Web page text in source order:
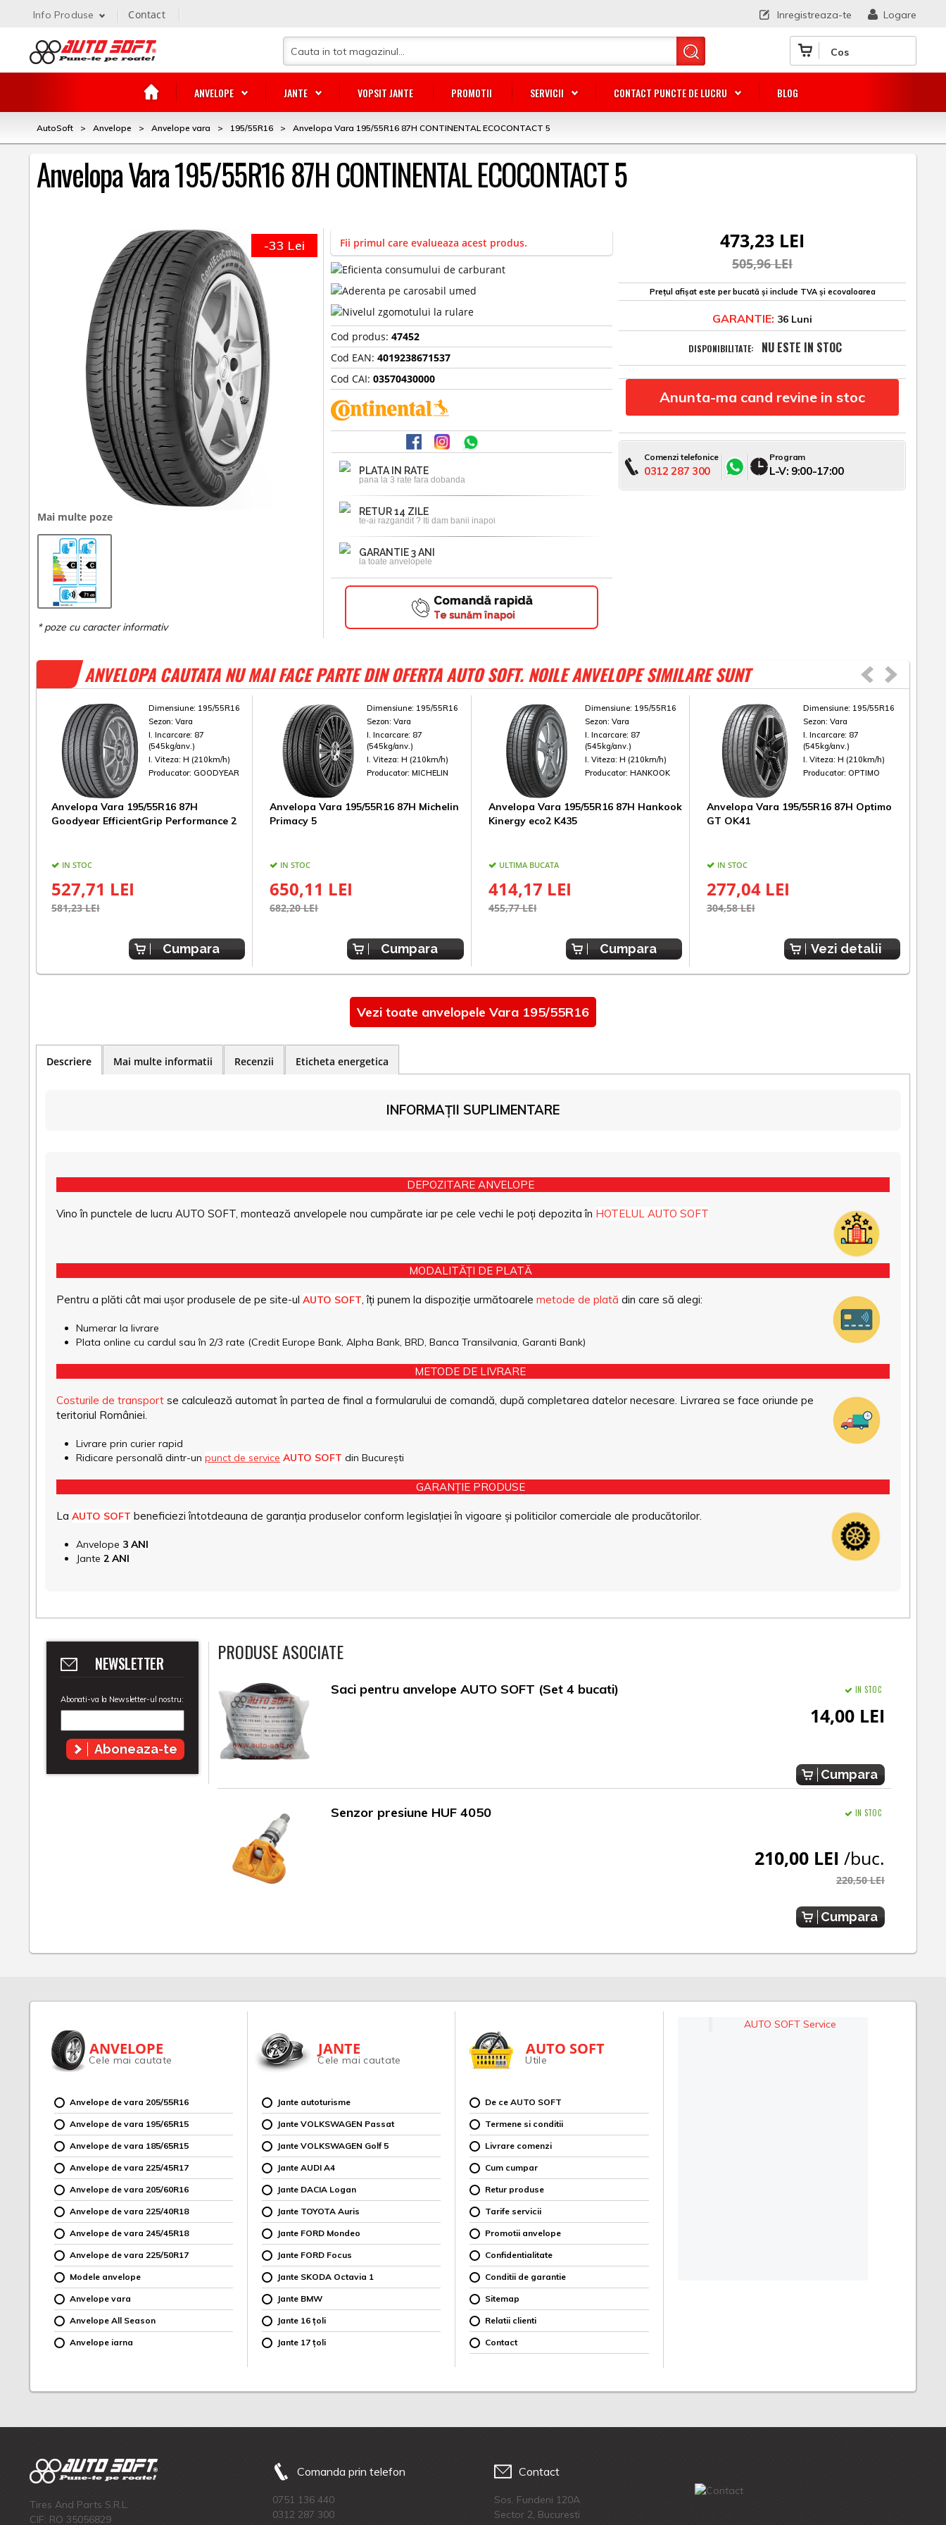
Cos
ANVELOPE JANTE VOPSIT JANTE PROMOTII SERVICII CONTACT PUNCTE DE LUCRU BLOG
Logare
Inregistreaza-te
Info Produse Contact
AutoSoft > Anvelope > Anvelope vara > 195/55R16 > Anvelopa Vara 195/55R16 87H CONTINENTAL ECOCONTACT 5
Anvelopa Vara 195/55R16 87H CONTINENTAL ECOCONTACT 5
Mai multe poze
-33 Lei Fii primul care evalueaza acest produs.
Cod produs:47452
Cod EAN:4019238671537
Cod CAI:03570430000
PLATA IN RATE
pana la 3 rate fara dobanda
RETUR 14 ZILE
te-ai razgandit ? Iti dam banii inapoi
GARANTIE 3 ANI
la toate anvelopele
Comandă rapidă
Te sunăm înapoi
473,23 LEI
505,96 LEI
Prețul afișat este per bucată și include TVA și ecovaloarea
GARANTIE: 36 Luni
DISPONIBILITATE: NU ESTE IN STOC
Anunta-ma cand revine in stoc
Comenzi telefonice
0312 287 300
Program
L-V: 9:00-17:00
ANVELOPA CAUTATA NU MAI FACE PARTE DIN OFERTA AUTO SOFT. NOILE ANVELOPE SIMILARE SUNT
Dimensiune: 195/55R16
Sezon: Vara
I. Incarcare: 87
(545kg/anv.)
I. Viteza: H (210km/h)
Producator: GOODYEAR
Anvelopa Vara 195/55R16 87H
Goodyear EfficientGrip Performance 2
IN STOC
527,71 LEI
581,23 LEI
Cumpara
Dimensiune: 195/55R16
Sezon: Vara
I. Incarcare: 87
(545kg/anv.)
I. Viteza: H (210km/h)
Producator: MICHELIN
Anvelopa Vara 195/55R16 87H Michelin
Primacy 5
IN STOC
650,11 LEI
682,20 LEI
Cumpara
Dimensiune: 195/55R16
Sezon:Vara
I. Incarcare: 87
(545kg/anv.)
I. Viteza:H (210km/h)
Producator:HANKOOK
Anvelopa Vara 195/55R16 87H Hankook
Kinergy eco2 K435
ULTIMA BUCATA
414,17 LEI
455,77 LEI
Cumpara
Dimensiune: 195/55R16
Sezon:Vara
I. Incarcare: 87
(545kg/anv.)
I. Viteza:H (210km/h)
Producator:OPTIMO
Anvelopa Vara 195/55R16 87H Optimo
GT OK41
IN STOC
277,04 LEI
304,58 LEI
Vezi detalii
Vezi toate anvelopele Vara 195/55R16
Descriere Mai multe informatii Recenzii Eticheta energetica
INFORMAȚII SUPLIMENTARE
DEPOZITARE ANVELOPE
Vino în punctele de lucru AUTO SOFT, montează anvelopele nou cumpărate iar pe cele vechi le poți depozita în HOTELUL AUTO SOFT
MODALITĂȚI DE PLATĂ
Pentru a plăti cât mai ușor produsele de pe site-ul AUTO SOFT, îți punem la dispoziție următoarele metode de plată din care să alegi:
Numerar la livrare
Plata online cu cardul sau în 2/3 rate (Credit Europe Bank, Alpha Bank, BRD, Banca Transilvania, Garanti Bank)
METODE DE LIVRARE
Costurile de transport se calculează automat în partea de final a formularului de comandă, după completarea datelor necesare. Livrarea se face oriunde pe
teritoriul României.
Livrare prin curier rapid
Ridicare personală dintr-un punct de service AUTO SOFT din București
GARANȚIE PRODUSE
La AUTO SOFT beneficiezi întotdeauna de garanția produselor conform legislației în vigoare și politicilor comerciale ale producătorilor.
Anvelope 3 ANI
Jante 2 ANI
NEWSLETTER
Abonati-va la Newsletter-ul nostru:
Aboneaza-te
PRODUSE ASOCIATE
Saci pentru anvelope AUTO SOFT (Set 4 bucati) IN STOC
14,00 LEI
Cumpara
Senzor presiune HUF 4050 IN STOC
210,00 LEI /buc.
220,50 LEI
Cumpara
ANVELOPE
Cele mai cautate
Anvelope de vara 205/55R16
Anvelope de vara 195/65R15
Anvelope de vara 185/65R15
Anvelope de vara 225/45R17
Anvelope de vara 205/60R16
Anvelope de vara 225/40R18
Anvelope de vara 245/45R18
Anvelope de vara 225/50R17
Modele anvelope
Anvelope vara
Anvelope All Season
Anvelope iarna
JANTE
Cele mai cautate
Jante autoturisme
Jante VOLKSWAGEN Passat
Jante VOLKSWAGEN Golf 5
Jante AUDI A4
Jante DACIA Logan
Jante TOYOTA Auris
Jante FORD Mondeo
Jante FORD Focus
Jante SKODA Octavia 1
Jante BMW
Jante 16 țoli
Jante 17 țoli
AUTO SOFT
Utile
De ce AUTO SOFT
Termene si conditii
Livrare comenzi
Cum cumpar
Retur produse
Tarife servicii
Promotii anvelope
Confidentialitate
Conditii de garantie
Sitemap
Relatii clienti
Contact
AUTO SOFT Service
Tires And Parts S.R.L.
CIF: RO 35056829
Comanda prin telefon
0751 136 440
0312 287 300
Contact
Sos. Fundeni 120A
Sector 2, Bucuresti